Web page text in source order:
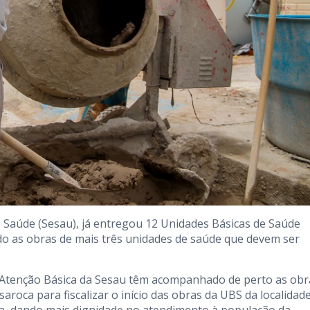
(Sesau), já entregou 12 Unidades Básicas de Saúde
as obras de mais três unidades de saúde que devem ser
Básica da Sesau têm acompanhado de perto as
para fiscalizar o início das obras da UBS da